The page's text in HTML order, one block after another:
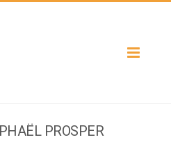
Toggle
PROSPER